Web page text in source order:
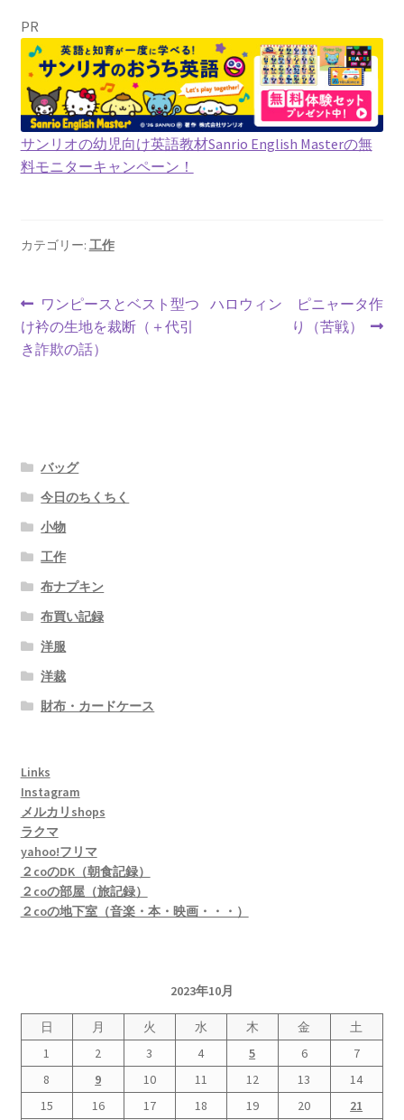
PR
サンリオの幼児向け英語教材Sanrio English Masterの無
料モニターキャンペーン！
カテゴリー: 工作
投
稿
ー
シ
ョ
ン
前
の
投
ワンピースとベスト型つ
け衿の生地を裁断（＋代引
き詐欺の話）
次
ハロウィン ピニャータ作
り（苦戦）
バッグ
今日のちくちく
小物
工作
布ナプキン
布買い記録
洋服
洋裁
財布・カードケース
Links
Instagram
メルカリshops
ラクマ
yahoo!フリマ
２coのDK（朝食記録）
２coの部屋（旅記録）
２coの地下室（音楽・本・映画・・・）
2023年10月
日 月 火 水 木 金
土
1
2 3 4 5 6
7
8
9 10 11 12 13
14
15
16 17 18 19 20
21